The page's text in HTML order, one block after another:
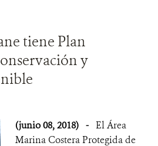
tiene Plan
y
(junio 08, 2018) - El Área
Marina Costera Protegida de